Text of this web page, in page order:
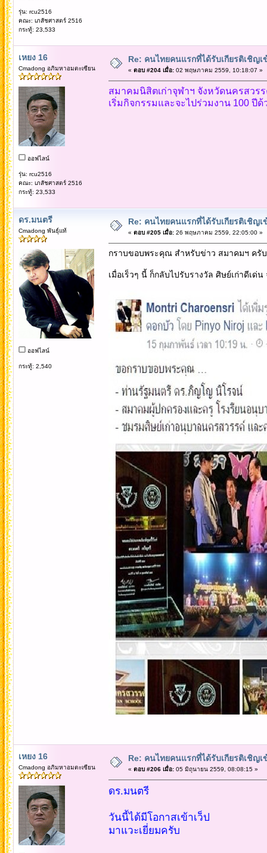
รุ่น: rcu2516
คณะ: เภสัชศาสตร์ 2516
กระทู้: 23,533
เหยง 16
Cmadong อภิมหาอมตะเซียน
ออฟไลน์
รุ่น: rcu2516
คณะ: เภสัชศาสตร์ 2516
กระทู้: 23,533
Re: คนไทยคนแรกที่ได้รับเกียรติเชิญ
« ตอบ #204 เมื่อ:02 พฤษภาคม 2559, 10:18:07 »
สมาคมนิสิตเก่าจุฬาฯ จังหวัดนครสวร
เริ่มกิจกรรมและจะไปร่วมงาน 100 ปีด้
ดร.มนตรี
Cmadong พันธุ์แท้
ออฟไลน์
กระทู้: 2,540
Re: คนไทยคนแรกที่ได้รับเกียรติเชิญ
« ตอบ #205 เมื่อ:26 พฤษภาคม 2559, 22:05:00 »
กราบขอบพระคุณ สำหรับข่าว สมาคมฯ ครั
เมื่อเร็วๆ นี้ ก็กลับไปรับรางวัล ศิษย์เก่าดีเด่
เหยง 16
Cmadong อภิมหาอมตะเซียน
Re: คนไทยคนแรกที่ได้รับเกียรติเชิญ
« ตอบ #206 เมื่อ:05 มิถุนายน 2559, 08:08:15 »
ดร.มนตรี
วันนี้ได้มีโอกาสเข้าเว็ป
มาแวะเยี่ยมครับ